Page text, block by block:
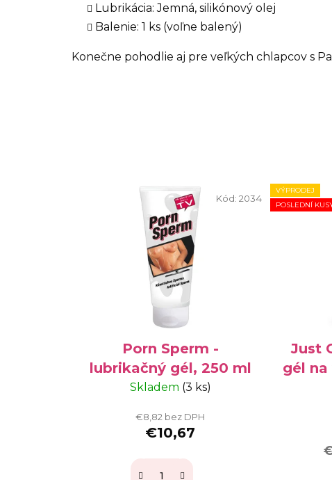
Lubrikácia: Jemná, silikónový olej
Balenie: 1 ks (voľne balený)
Konečne pohodlie aj pre veľkých chlapcov s
Porn Sperm -
lubrikačný gél, 250 ml
Skladem (3 ks)
€8,82 bez DPH
€10,67
Kód: 2034
VÝPRODEJ
POSLEDNÍ
Just
gél na